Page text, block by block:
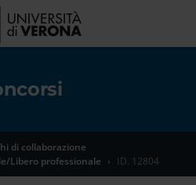
di collaborazione
Libero professionale
ID. 12804